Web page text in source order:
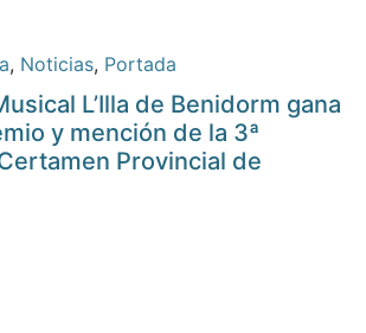
, Noticias, Portada
L’Illa de Benidorm gana
y mención de la 3ª
Provincial de